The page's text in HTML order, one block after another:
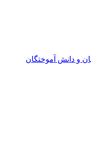
و دانش آموختگان